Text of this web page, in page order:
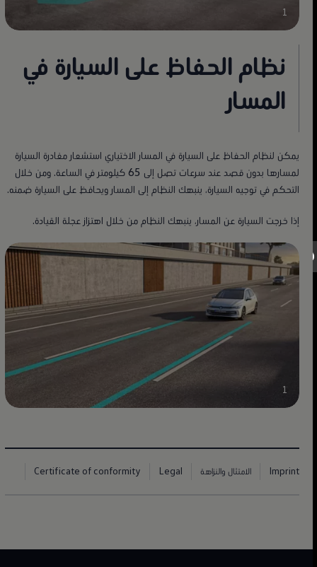
نظام الحفاظ على السيارة في
المسار
يمكن لنظام الحفاظ على السيارة في المسار الاختياري استشعار مغادرة السيارة
لمسارها بدون قصد عند سرعات تصل إلى 65 كيلومتر في الساعة. ومن خلال
التحكم في توجيه السيارة، ينبهك النظام إلى المسار ويحافظ على السيارة ضمنه.
إذا خرجت السيارة عن المسار، ينبهك النظام من خلال اهتزاز عجلة القيادة.
Imprint الامتثال والنزاهة Legal
Certificate of conformity